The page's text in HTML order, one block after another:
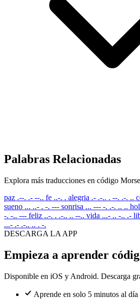
Palabras Relacionadas
Explora más traducciones en código Morse
paz .--. .- --.. fe ..-. . alegria .- .-.. . --. .-. ..
sueno ... ..- . -. --- sonrisa ... --- -. .-. .. ..
-. -.. --- feliz ..-. . .-.. .. --.. vida ...- .. -.. .-
...- .- .-.. .. . -.
DESCARGA LA APP
Empieza a aprender
Disponible en iOS y Android. Descarga
Aprende en solo 5 minutos al día